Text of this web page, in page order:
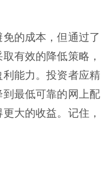
的成本，但通过了
有效的降低策略，
能力。投资者应精
最低可靠的网上配
大的收益。记住，